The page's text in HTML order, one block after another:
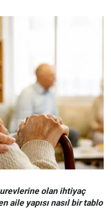
olan ihtiyaç
aile yapısı nasıl bir tablo